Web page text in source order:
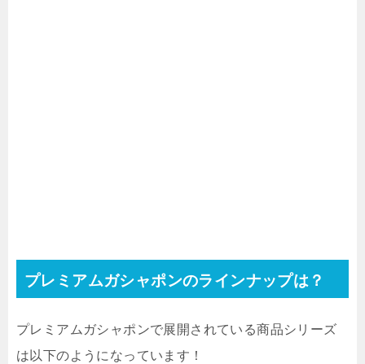
プレミアムガシャポンのラインナップは？
プレミアムガシャポンで展開されている商品シリーズ
は以下のようになっています！